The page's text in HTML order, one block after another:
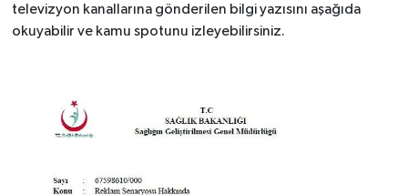
televizyon kanallarına gönderilen bilgi yazısını aşağıda
okuyabilir ve kamu spotunu izleyebilirsiniz.